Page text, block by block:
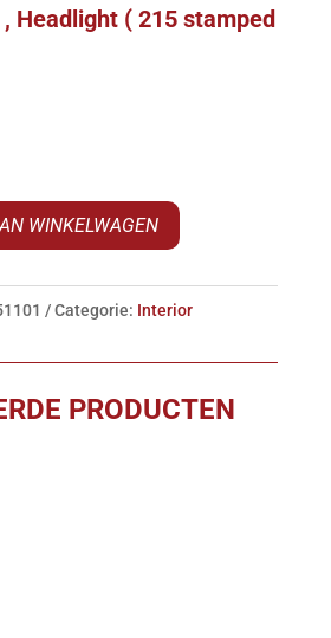
Headlight ( 215 stamped
WINKELWAGEN
Categorie: Interior
PRODUCTEN